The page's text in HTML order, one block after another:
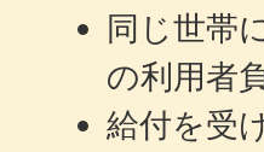
同じ世帯
の利用者
給付を受